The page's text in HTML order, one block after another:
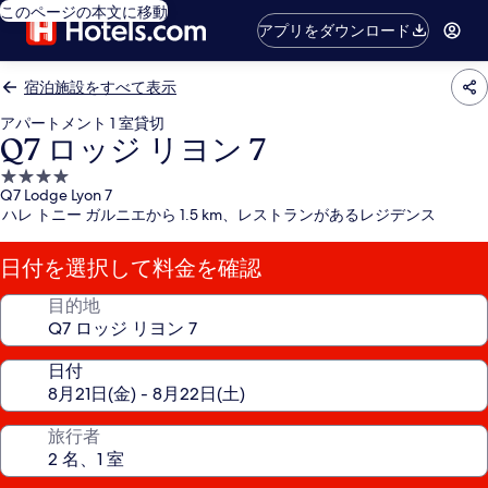
このページの本文に移動
アプリをダウンロード
宿泊施設をすべて表示
アパートメント 1 室貸切
Q7 ロッジ リヨン 7
4.0
つ
星
宿
泊
施
Q7 Lodge Lyon 7
ハレ トニー ガルニエから 1.5 km、レストランがあるレジデンス
日付を選択して料金を確認
目的地
日付
旅行者